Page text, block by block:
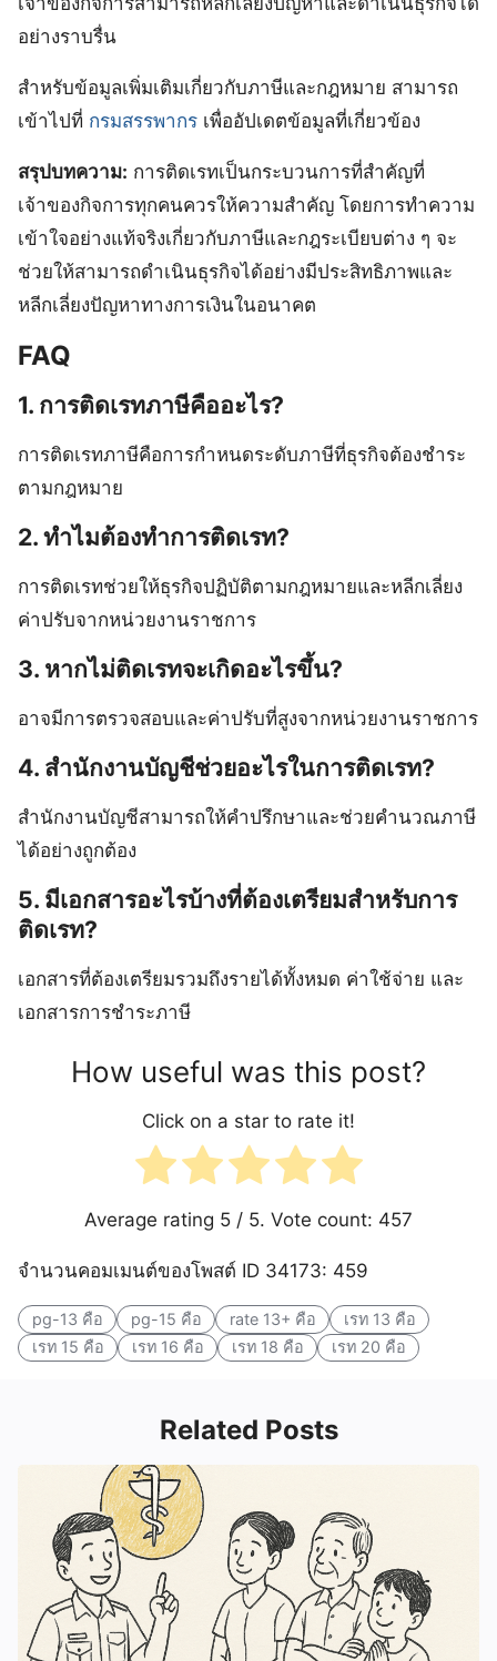
อย่างราบรื่น
สำหรับข้อมูลเพิ่มเติมเกี่ยวกับภาษีและกฎหมาย สามารถ
เข้าไปที่ กรมสรรพากร เพื่ออัปเดตข้อมูลที่เกี่ยวข้อง
สรุปบทความ: การติดเรทเป็นกระบวนการที่สำคัญที่
เจ้าของกิจการทุกคนควรให้ความสำคัญ โดยการทำความ
เข้าใจอย่างแท้จริงเกี่ยวกับภาษีและกฎระเบียบต่าง ๆ จะ
ช่วยให้สามารถดำเนินธุรกิจได้อย่างมีประสิทธิภาพและ
หลีกเลี่ยงปัญหาทางการเงินในอนาคต
FAQ
1. การติดเรทภาษีคืออะไร?
การติดเรทภาษีคือการกำหนดระดับภาษีที่ธุรกิจต้องชำระ
ตามกฎหมาย
2. ทำไมต้องทำการติดเรท?
การติดเรทช่วยให้ธุรกิจปฏิบัติตามกฎหมายและหลีกเลี่ยง
ค่าปรับจากหน่วยงานราชการ
3. หากไม่ติดเรทจะเกิดอะไรขึ้น?
อาจมีการตรวจสอบและค่าปรับที่สูงจากหน่วยงานราชการ
4. สำนักงานบัญชีช่วยอะไรในการติดเรท?
สำนักงานบัญชีสามารถให้คำปรึกษาและช่วยคำนวณภาษี
ได้อย่างถูกต้อง
5. มีเอกสารอะไรบ้างที่ต้องเตรียมสำหรับการ
ติดเรท?
เอกสารที่ต้องเตรียมรวมถึงรายได้ทั้งหมด ค่าใช้จ่าย และ
เอกสารการชำระภาษี
How useful was this post?
Click on a star to rate it!
Average rating 5 / 5. Vote count: 457
จำนวนคอมเมนต์ของโพสต์ ID 34173: 459
pg-13 คือ pg-15 คือ rate 13+ คือ
เรท 13 คือ
เรท 15 คือ
เรท 16 คือ เรท 18 คือ เรท 20 คือ
Related Posts